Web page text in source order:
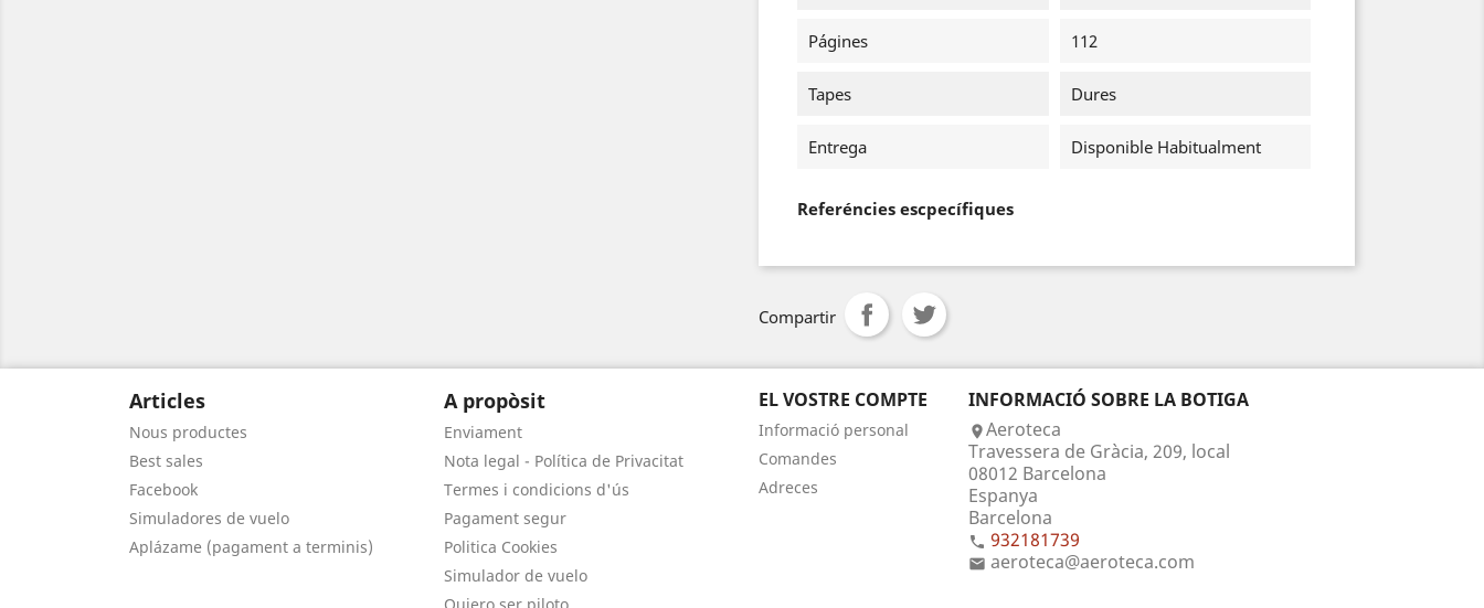
Págines 112
Tapes Dures
Entrega Disponible Habitualment
Referéncies escpecífiques
Compartir
Articles
Nous productes
Best sales
Facebook
Simuladores de vuelo
Aplázame (pagament a terminis)
A propòsit
Enviament
Nota legal - Política de Privacitat
Termes i condicions d'ús
Pagament segur
Politica Cookies
Simulador de vuelo
EL VOSTRE COMPTE
Informació personal
Comandes
Adreces
INFORMACIÓ SOBRE LA BOTIGA
Aeroteca
Travessera de Gràcia, 209, local
08012 Barcelona
Espanya
Barcelona
 932181739
 aeroteca@aeroteca.com